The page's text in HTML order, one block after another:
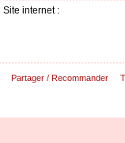
Site internet :
Partager / Recommander